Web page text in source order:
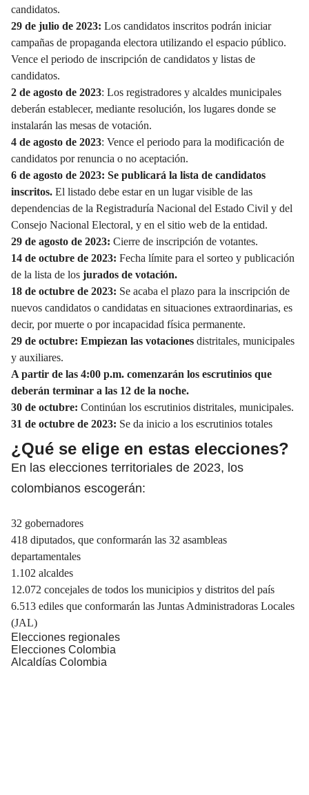
candidatos.
29 de julio de 2023: Los candidatos inscritos podrán iniciar
campañas de propaganda electora utilizando el espacio público.
Vence el periodo de inscripción de candidatos y listas de
candidatos.
2 de agosto de 2023: Los registradores y alcaldes municipales
deberán establecer, mediante resolución, los lugares donde se
instalarán las mesas de votación.
4 de agosto de 2023: Vence el periodo para la modificación de
candidatos por renuncia o no aceptación.
6 de agosto de 2023: Se publicará la lista de candidatos
inscritos. El listado debe estar en un lugar visible de las
dependencias de la Registraduría Nacional del Estado Civil y del
Consejo Nacional Electoral, y en el sitio web de la entidad.
29 de agosto de 2023: Cierre de inscripción de votantes.
14 de octubre de 2023: Fecha límite para el sorteo y publicación
de la lista de los jurados de votación.
18 de octubre de 2023: Se acaba el plazo para la inscripción de
nuevos candidatos o candidatas en situaciones extraordinarias, es
decir, por muerte o por incapacidad física permanente.
29 de octubre: Empiezan las votaciones distritales, municipales
y auxiliares.
A partir de las 4:00 p.m. comenzarán los escrutinios que
deberán terminar a las 12 de la noche.
30 de octubre: Continúan los escrutinios distritales, municipales.
31 de octubre de 2023: Se da inicio a los escrutinios totales
¿Qué se elige en estas elecciones?
En las elecciones territoriales de 2023, los
colombianos escogerán:
32 gobernadores
418 diputados, que conformarán las 32 asambleas
departamentales
1.102 alcaldes
12.072 concejales de todos los municipios y distritos del país
6.513 ediles que conformarán las Juntas Administradoras Locales
(JAL)
Elecciones regionales
Elecciones Colombia
Alcaldías Colombia